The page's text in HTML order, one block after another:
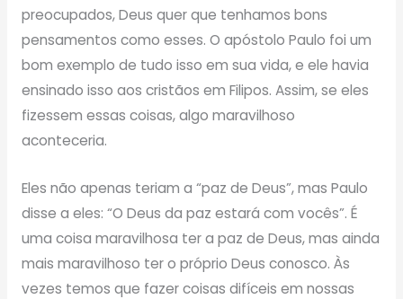
preocupados, Deus quer que tenhamos bons
pensamentos como esses. O apóstolo Paulo foi um
bom exemplo de tudo isso em sua vida, e ele havia
ensinado isso aos cristãos em Filipos. Assim, se eles
fizessem essas coisas, algo maravilhoso
aconteceria.
Eles não apenas teriam a “paz de Deus”, mas Paulo
disse a eles: “O Deus da paz estará com vocês”. É
uma coisa maravilhosa ter a paz de Deus, mas ainda
mais maravilhoso ter o próprio Deus conosco. Às
vezes temos que fazer coisas difíceis em nossas